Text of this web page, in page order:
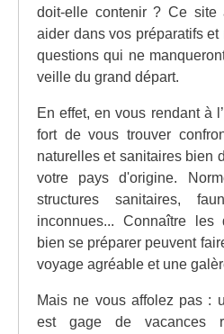
doit-elle contenir ? Ce
aider dans vos préparatifs
questions qui ne
veille du grand départ.
En effet, en vous rendant à
fort de vous trouver
naturelles et sanitaires bien
votre pays d'origine.
structures sanitaires,
inconnues... Connaître les
bien se préparer peuvent
voyage agréable et une
Mais ne vous affolez pas :
est gage de vacances